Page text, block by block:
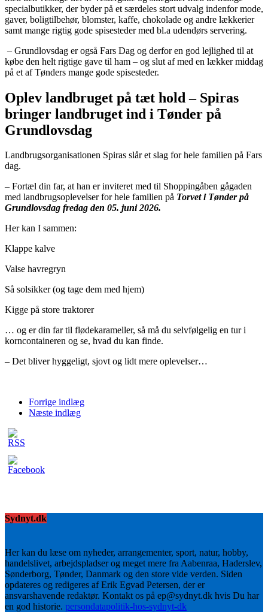
specialbutikker, der byder på et særdeles stort udvalg indenfor mode,
gaver, boligtilbehør, blomster, kaffe, chokolade og andre lækkerier
samt mange rigtig gode spisesteder med bl.a udendørs servering.
– Grundlovsdag er også Fars Dag og derfor en god lejlighed til at
købe den helt rigtige gave til ham – og slut af med en lækker middag
på et af Tønders mange gode spisesteder.
Oplev landbruget på tæt hold – Spiras
bringer landbruget ind i Tønder på
Grundlovsdag
Landbrugsorganisationen Spiras slår et slag for hele familien på Fars
dag.
– Fortæl din far, at han er inviteret med til Shoppingåben gågaden
med landbrugsoplevelser for hele familien på Torvet i Tønder på
Grundlovsdag fredag den 05. juni 2026.
Her kan I sammen:
Klappe kalve
Valse havregryn
Så solsikker (og tage dem med hjem)
Kigge på store traktorer
… og er din far til flødekarameller, så må du selvfølgelig en tur i
korncontaineren og se, hvad du kan finde.
– Det bliver hyggeligt, sjovt og lidt mere oplevelser…
Forrige indlæg
Næste indlæg
Sydnyt.dk
Her kan du læse om nyheder, arrangementer, sport, natur, hobby,
handelslivet, arbejdspladser og meget mere fra Aabenraa, Haderslev,
Sønderborg, Tønder, Danmark og den store vide verden. Siden
opdateres og redigeres af Erik Egvad Petersen, der er
ansvarshavende redaktør. Kontakt os på ep@sydnyt.dk hvis Du har
en god historie. persondatapolitik-hos-sydnyt-dk